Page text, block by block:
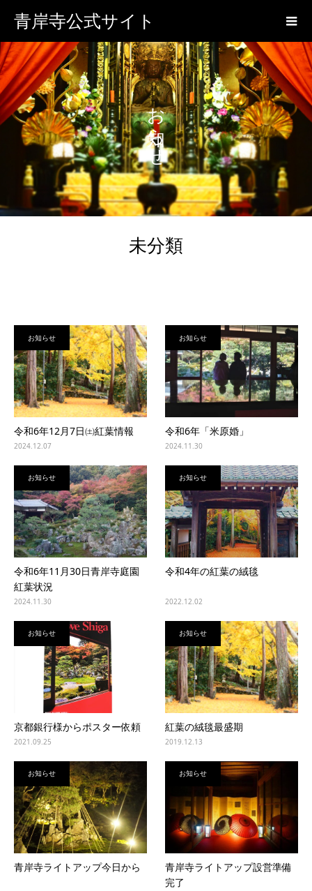
青岸寺公式サイト
お知らせ
未分類
お知らせ
令和6年12月7日㈯紅葉情報
2024.12.07
お知らせ
令和6年「米原婚」
2024.11.30
お知らせ
令和6年11月30日青岸寺庭園
紅葉状況
2024.11.30
お知らせ
令和4年の紅葉の絨毯
2022.12.02
お知らせ
京都銀行様からポスター依頼
2021.09.25
お知らせ
紅葉の絨毯最盛期
2019.12.13
お知らせ
青岸寺ライトアップ今日から
お知らせ
青岸寺ライトアップ設営準備
完了